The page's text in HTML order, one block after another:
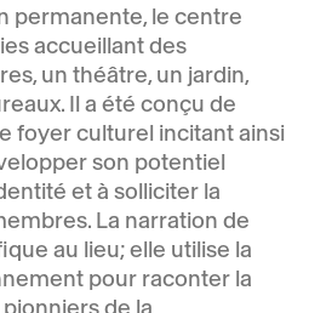
permanente, le centre
accueillant des
un théâtre, un jardin,
Il a été conçu de
foyer culturel incitant ainsi
son potentiel
et à solliciter la
La narration de
au lieu; elle utilise la
pour raconter la
de la